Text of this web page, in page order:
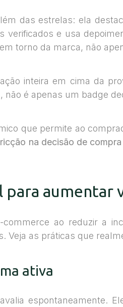
das estrelas: ela
verificados e usa
torno da marca, não
inteira em cima da
não é apenas um badge
que permite ao
na decisão de compra
aumentar
ao reduzir a
Veja as práticas que
ativa
espontaneamente.